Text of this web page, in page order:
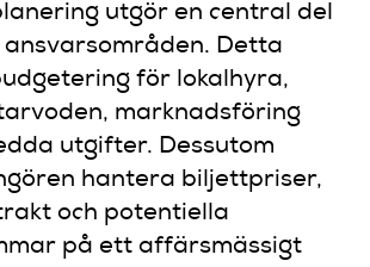
utgör en central del
ansvarsområden. Detta
för lokalhyra,
marknadsföring
utgifter. Dessutom
hantera biljettpriser,
och potentiella
på ett affärsmässigt